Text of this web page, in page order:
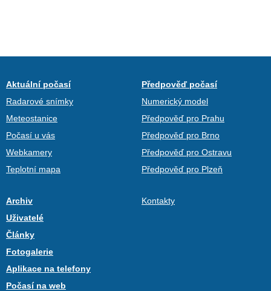
Aktuální počasí
Radarové snímky
Meteostanice
Počasí u vás
Webkamery
Teplotní mapa
Předpověď počasí
Numerický model
Předpověď pro Prahu
Předpověď pro Brno
Předpověď pro Ostravu
Předpověď pro Plzeň
Archiv
Uživatelé
Články
Fotogalerie
Aplikace na telefony
Počasí na web
Kontakty